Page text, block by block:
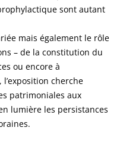
sont autant
mais également le rôle
– de la constitution du
ou encore à
l’exposition cherche
patrimoniales aux
lumière les persistances